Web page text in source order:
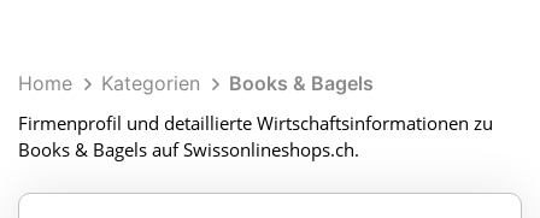
Home Kategorien
Books & Bagels
Firmenprofil und detaillierte Wirtschaftsinformationen zu
Books & Bagels auf Swissonlineshops.ch.